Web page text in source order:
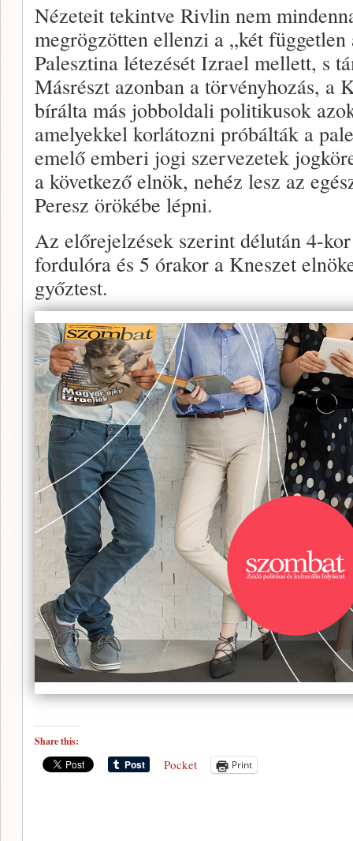
Nézeteit tekintve Rivlin nem
megrögzötten ellenzi a „két
Palesztina létezését Izrael mellett, s
Másrészt azonban a törvényhozás, a
bírálta más jobboldali politikusok
amelyekkel korlátozni próbálták a
emelő emberi jogi szervezetek
a következő elnök, nehéz lesz az
Peresz örökébe lépni.
Az előrejelzések szerint délután 4-
fordulóra és 5 órakor a Kneszet
győztest.
Share this:
Pocket Print